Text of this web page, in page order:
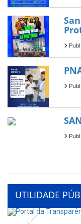
UTILIDADE
Previous